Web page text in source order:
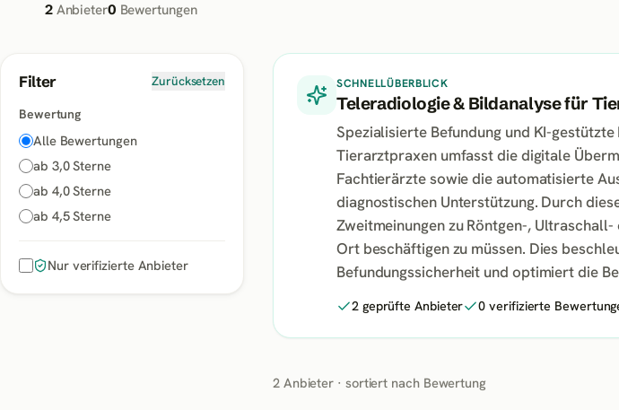
2 Anbieter0 Bewertungen
Filter Zurücksetzen
Bewertung
Alle Bewertungen
ab 3,0 Sterne
ab 4,0 Sterne
ab 4,5 Sterne
Nur verifizierte Anbieter
SCHNELLÜBERBLICK
Teleradiologie & Bildanalyse für
Spezialisierte Befundung und KI-
Tierarztpraxen umfasst die digitale
Fachtierärzte sowie die automatisierte
diagnostischen Unterstützung. Durch
Zweitmeinungen zu Röntgen-,
Ort beschäftigen zu müssen. Dies
Befundungssicherheit und optimiert die
2 geprüfte Anbieter 0 verifizierte
2Anbieter · sortiert nach Bewertung